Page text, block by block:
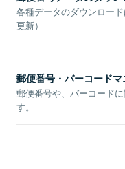
各種データのダウンロー
更新）
郵便番号・バーコード
郵便番号や、バーコード
す。